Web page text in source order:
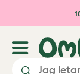
Hoppa till